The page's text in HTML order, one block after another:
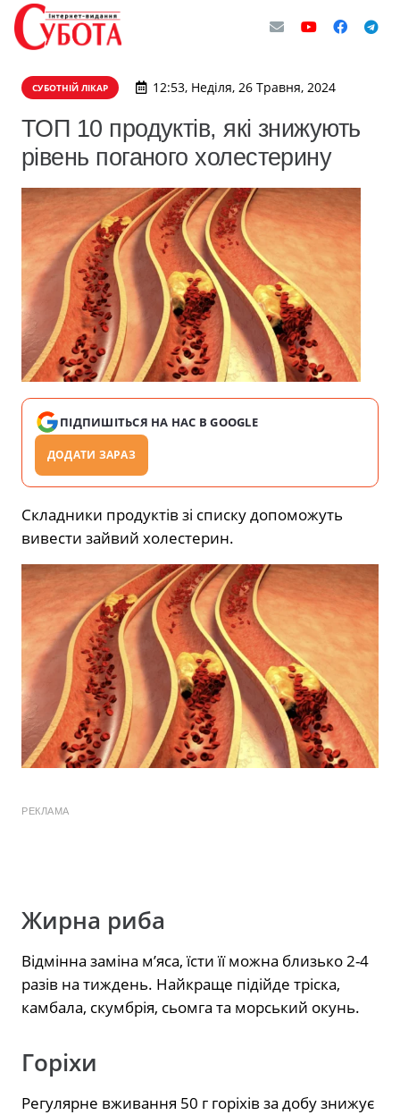
СУБОТНІЙ ЛІКАР 12:53, Неділя, 26 Травня, 2024
ТОП 10 продуктів, які знижують
рівень поганого холестерину
ПІДПИШІТЬСЯ НА НАС В GOOGLE
ДОДАТИ ЗАРАЗ
Складники продуктів зі списку допоможуть
вивести зайвий холестерин.
РЕКЛАМА
Жирна риба
Відмінна заміна м’яса, їсти її можна близько 2-4
разів на тиждень. Найкраще підійде тріска,
камбала, скумбрія, сьомга та морський окунь.
Горіхи
Регулярне вживання 50 г горіхів за добу знижує